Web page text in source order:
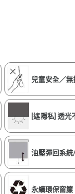
兒童安全／
[遮隱私] 透光
油壓彈回系
永續環保窗簾